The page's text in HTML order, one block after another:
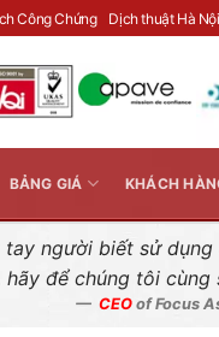
Công Chứng Dịch thuật Hà Nội
BẢNG GIÁ KHÁCH
người biết sử
để chúng tôi cùng
CEOof Focus